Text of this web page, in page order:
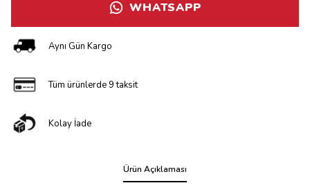
WHATSAPP
Aynı Gün Kargo
Tüm ürünlerde 9 taksit
Kolay İade
Ürün Açıklaması